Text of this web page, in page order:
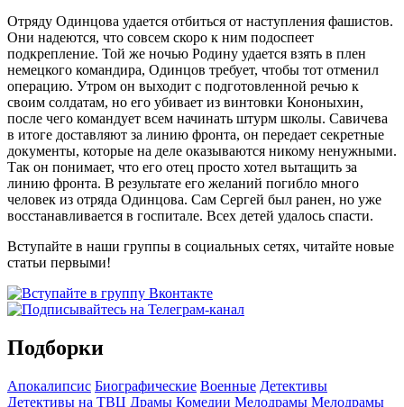
Отряду Одинцова удается отбиться от наступления фашистов.
Они надеются, что совсем скоро к ним подоспеет
подкрепление. Той же ночью Родину удается взять в плен
немецкого командира, Одинцов требует, чтобы тот отменил
операцию. Утром он выходит с подготовленной речью к
своим солдатам, но его убивает из винтовки Кононыхин,
после чего командует всем начинать штурм школы. Савичева
в итоге доставляют за линию фронта, он передает секретные
документы, которые на деле оказываются никому ненужными.
Так он понимает, что его отец просто хотел вытащить за
линию фронта. В результате его желаний погибло много
человек из отряда Одинцова. Сам Сергей был ранен, но уже
восстанавливается в госпитале. Всех детей удалось спасти.
Вступайте в наши группы в социальных сетях, читайте новые
статьи первыми!
Подборки
Апокалипсис Биографические Военные Детективы
Детективы на ТВЦ Драмы Комедии Мелодрамы Мелодрамы